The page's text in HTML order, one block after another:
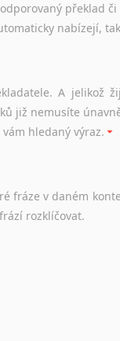
uvažují o studiu v
i osobní
nekomerčního
zkušenosti
životopis. Tak dost
překlad
nabízejí,
A jelikož
již nemusíte
hledaný výraz.
fráze v daném
frází rozklíčovat.